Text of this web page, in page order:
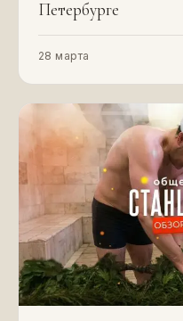
Петербурге
28 марта